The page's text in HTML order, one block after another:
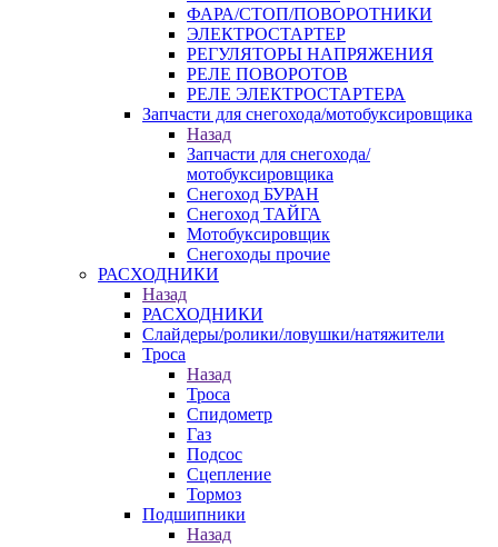
ФАРА/СТОП/ПОВОРОТНИКИ
ЭЛЕКТРОСТАРТЕР
РЕГУЛЯТОРЫ НАПРЯЖЕНИЯ
РЕЛЕ ПОВОРОТОВ
РЕЛЕ ЭЛЕКТРОСТАРТЕРА
Запчасти для снегохода/мотобуксировщика
Назад
Запчасти для снегохода/
мотобуксировщика
Снегоход БУРАН
Снегоход ТАЙГА
Мотобуксировщик
Снегоходы прочие
РАСХОДНИКИ
Назад
РАСХОДНИКИ
Слайдеры/ролики/ловушки/натяжители
Троса
Назад
Троса
Спидометр
Газ
Подсос
Сцепление
Тормоз
Подшипники
Назад